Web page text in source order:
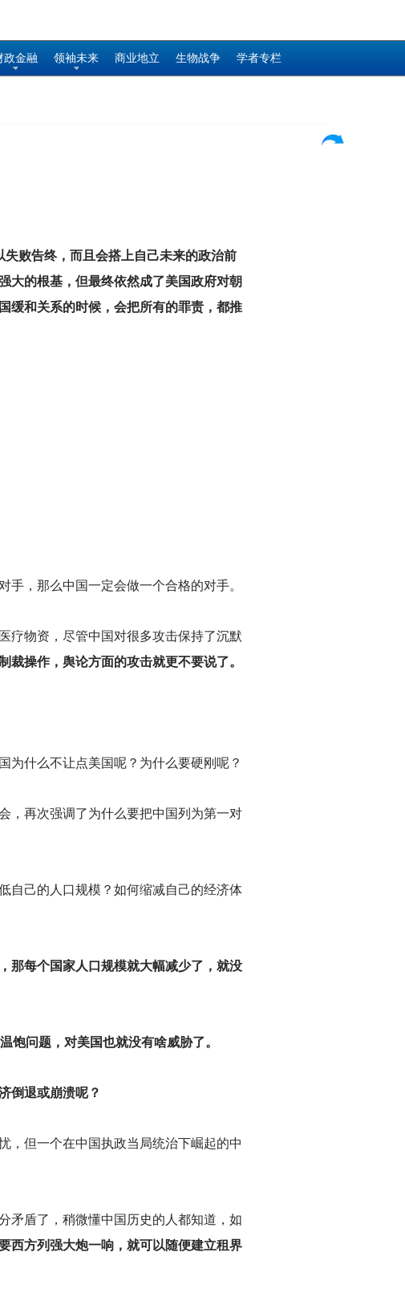
政金融 领袖未来 商业地立 生物战争 学者专栏
败告终，而且会搭上自己未来的政治前
大的根基，但最终依然成了美国政府对朝
缓和关系的时候，会把所有的罪责，都推
，那么中国一定会做一个合格的对手。
疗物资，尽管中国对很多攻击保持了沉默
操作，舆论方面的攻击就更不要说了。
为什么不让点美国呢？为什么要硬刚呢？
，再次强调了为什么要把中国列为第一对
自己的人口规模？如何缩减自己的经济体
那每个国家人口规模就大幅减少了，就没
饱问题，对美国也就没有啥威胁了。
倒退或崩溃呢？
，但一个在中国执政当局统治下崛起的中
矛盾了，稍微懂中国历史的人都知道，如
西方列强大炮一响，就可以随便建立租界